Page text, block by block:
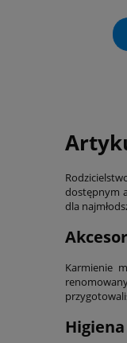
dostępnym
dla
Karmienie